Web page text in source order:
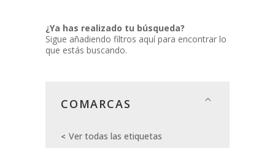
¿Ya has realizado tu búsqueda?
Sigue añadiendo filtros aquí para encontrar lo
que estás buscando.
COMARCAS
Ver todas las etiquetas